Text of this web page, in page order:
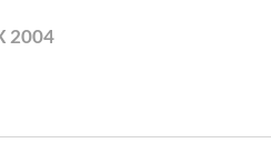
2004